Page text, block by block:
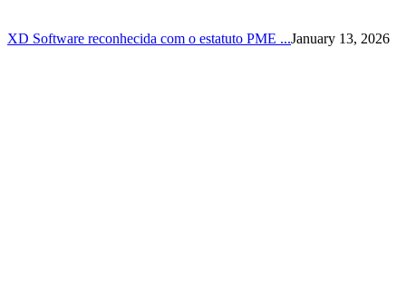
XD Software reconhecida com o estatuto PME ...January 13, 2026